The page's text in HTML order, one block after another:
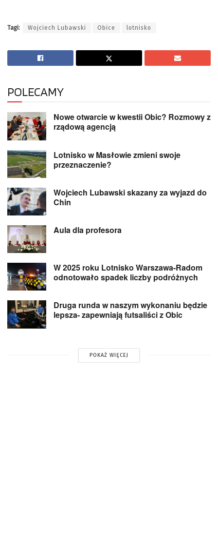
Tagi: Wojciech Lubawski Obice lotnisko
POLECAMY
Nowe otwarcie w kwestii Obic? Rozmowy z
rządową agencją
Lotnisko w Masłowie zmieni swoje
przeznaczenie?
Wojciech Lubawski skazany za wyjazd do
Chin
Aula dla profesora
W 2025 roku Lotnisko Warszawa-Radom
odnotowało spadek liczby podróżnych
Druga runda w naszym wykonaniu będzie
lepsza- zapewniają futsaliści z Obic
POKAŻ WIĘCEJ